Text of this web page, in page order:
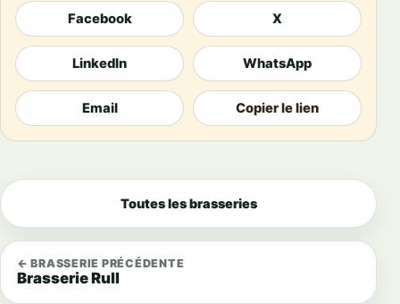
Facebook X
LinkedIn WhatsApp
Email Copier le lien
← BRASSERIE PRÉCÉDENTE
Brasserie Rull
Toutes les brasseries